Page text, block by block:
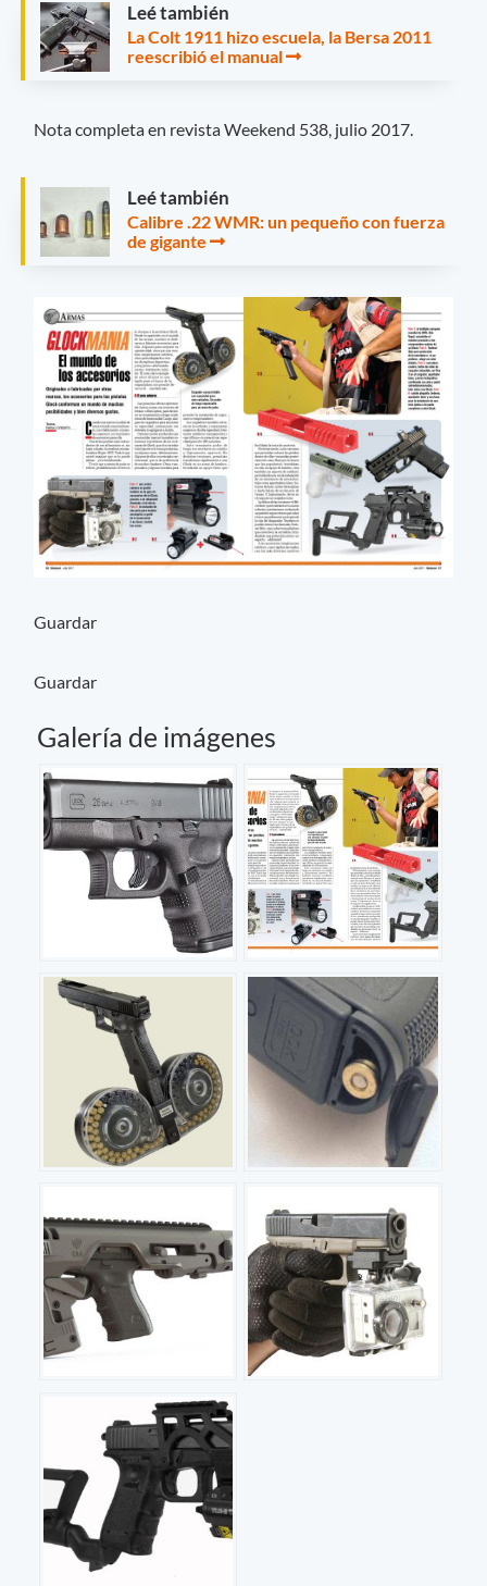
Leé también
La Colt 1911 hizo escuela, la Bersa 2011
reescribió el manual
Nota completa en revista Weekend 538, julio 2017.
Leé también
Calibre .22 WMR: un pequeño con fuerza
de gigante
Guardar
Guardar
Galería de imágenes